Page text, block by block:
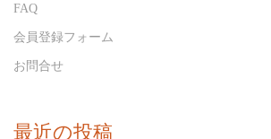
FAQ
会員登録フォーム
お問合せ
最近の投稿